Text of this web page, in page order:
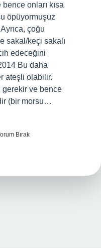
bence onları kısa
öpüyormuşuz
çoğu
sakal/keçi sakalı
edeceğini
Bu daha
ateşli olabilir.
gerekir ve bence
(bir morsu…
Bırak